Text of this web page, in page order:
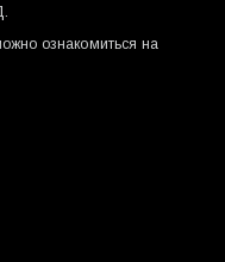
ознакомиться на